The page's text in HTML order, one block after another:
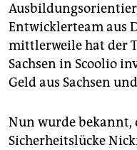
Entwicklerteam aus
mittlerweile hat der
Sachsen in Scoolio
Geld aus Sachsen
Nun wurde bekannt,
Sicherheitslücke